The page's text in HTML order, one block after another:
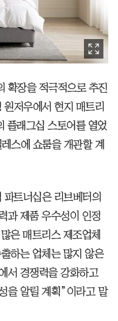
확장을 적극적으로 추진
저우에서 현지 매트리
플래그십 스토어를 열었
스에 쇼룸을 개관할 계
트너십은 리브베터의
과 제품 우수성이 인정
은 매트리스 제조업체
하는 업체는 많지 않은
서 경쟁력을 강화하고
을 알릴 계획”이라고 말